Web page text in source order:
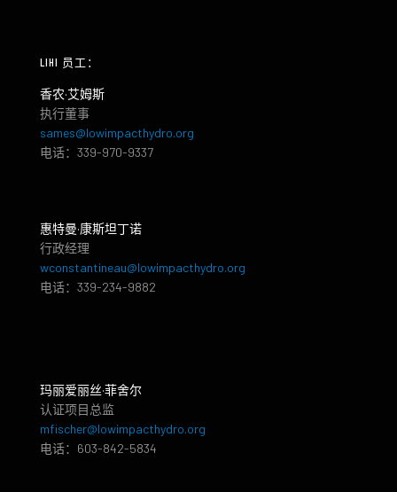
LIHI 员工：
香农·艾姆斯
执行董事
sames@lowimpacthydro.org
电话：339-970-9337
惠特曼·康斯坦丁诺
行政经理
wconstantineau@lowimpacthydro.org
电话：339-234-9882
玛丽爱丽丝·菲舍尔
认证项目总监
mfischer@lowimpacthydro.org
电话：603-842-5834